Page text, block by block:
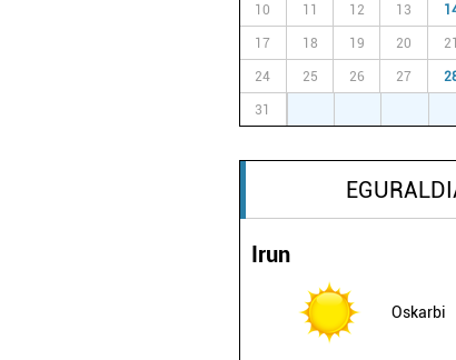
10 11 12 13
17 18 19 20 21
24 25 26 27
31
Irun
Oskarbi